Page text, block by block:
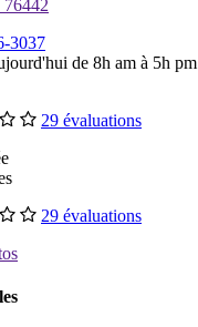
3037
de 8h am à 5h pm
29 évaluations
29 évaluations